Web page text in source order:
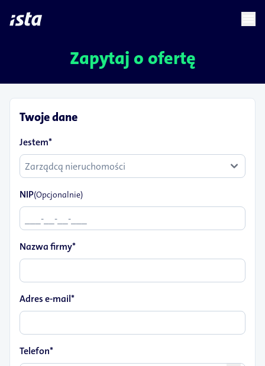
languagechevron_right
Zapytaj o ofertę
Twoje dane
Jestem*
NIP(Opcjonalnie)
Nazwa firmy*
Adres e-mail*
Telefon*